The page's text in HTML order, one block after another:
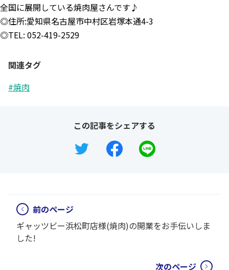
全国に展開している焼肉屋さんです♪
◎住所:愛知県名古屋市中村区岩塚本通4-3
◎TEL: 052-419-2529
関連タグ
#焼肉
この記事をシェアする
前のページ
ギャッツビー浜松町店様(焼肉)の開業をお手伝いしま
した!
次のページ